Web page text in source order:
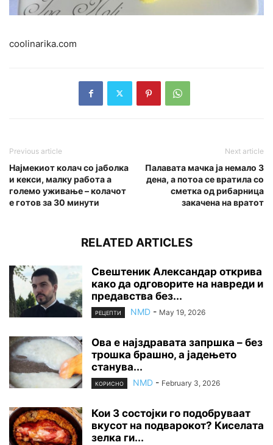
сoolinarika.сom
Previous article
Најмекиот колач со јаболка
и кекси, малку работа а
големо уживање – колачот
е готов за 30 минути
Next article
Палавата мачка ја немало 3
дена, а потоа се вратила со
сметка од рибарница
закачена на вратот
RELATED ARTICLES
Свештеник Александар открива
како да одговорите на навреди и
предавства без...
РЕЦЕПТИ NMD - May 19, 2026
Ова е најздравата запршка – без
трошка брашно, а јадењето
станува...
КОРИСНО NMD - February 3, 2026
Кои 3 состојки го подобруваат
вкусот на подварокот? Киселата
зелка ги...